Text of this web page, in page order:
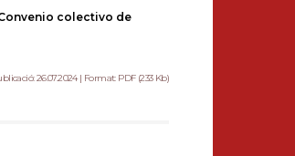
colectivo de
26.07.2024 | Format: PDF (233 Kb)